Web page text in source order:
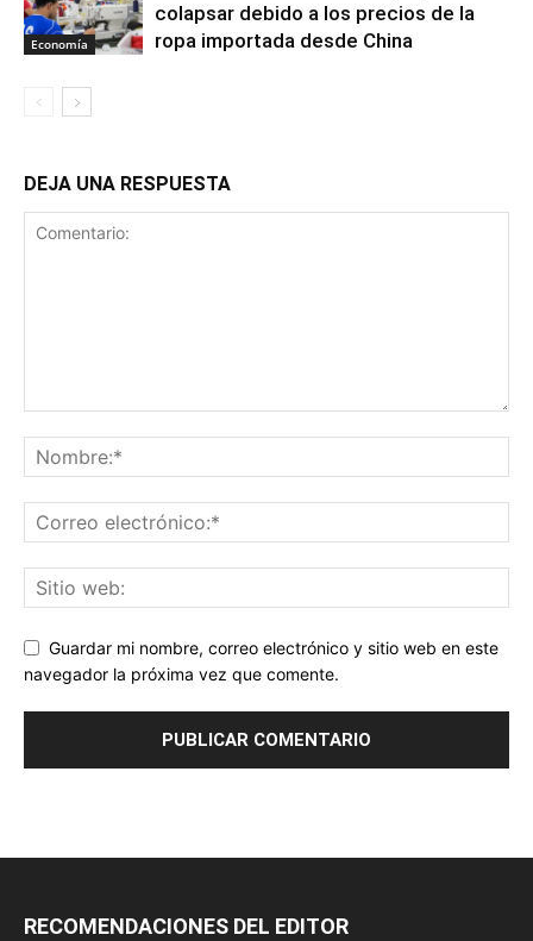
Economía
colapsar debido a los precios de la
ropa importada desde China
DEJA UNA RESPUESTA
Guardar mi nombre, correo electrónico y sitio web en este
navegador la próxima vez que comente.
RECOMENDACIONES DEL EDITOR